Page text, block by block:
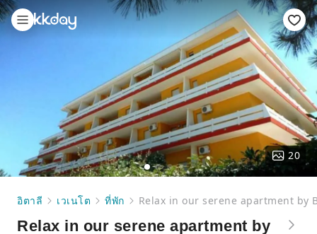
20
อิตาลี เวเนโต ที่พัก Relax in our serene apartment by
Relax in our serene apartment by